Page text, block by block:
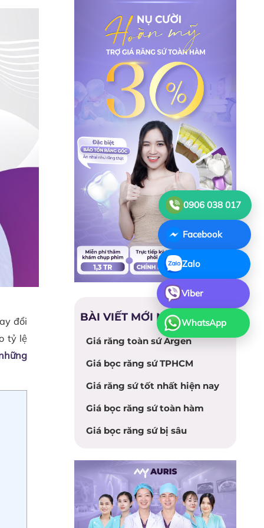
đổi
tỷ lệ
BÀI VIẾT MỚI NHẤT
Giá răng toàn sứ Argen
Giá bọc răng sứ TPHCM
Giá răng sứ tốt nhất hiện nay
Giá bọc răng sứ toàn hàm
Giá bọc răng sứ bị sâu
0906 038 017
Facebook
Zalo
Viber
WhatsApp